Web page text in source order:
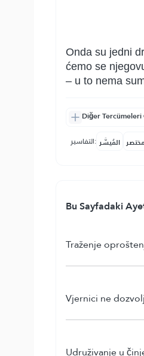
Onda su jedni
ćemo se
– u to nema
Diğer
التفاسير: المُيسَّر
Bu Sayfadaki
Traženje
Vjernici ne
Udruživanje u